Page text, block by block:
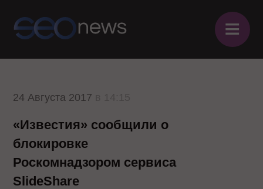
≡
24 Августа 2017
«Известия» сообщили о
блокировке
Роскомнадзором сервиса
SlideShare